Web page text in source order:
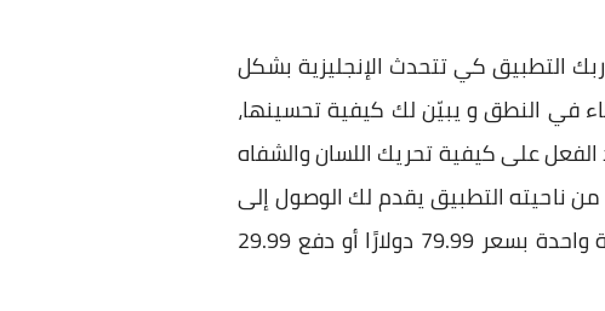
التطبيق كي تتحدث الإنجليزية بشكل
في النطق و يبيّن لك كيفية تحسينها،
شائعة، وتلقي ردود الفعل على كيفية تحريك اللسان والشفاه
ناحيته التطبيق يقدم لك الوصول إلى
أول وحدتين من كل درس مجانًا، وبعد ذلك يمكنك الاشتراك من خلال شراء التطبيق لمرة واحدة بسعر 79.99 دولارًا أو دفع 29.99